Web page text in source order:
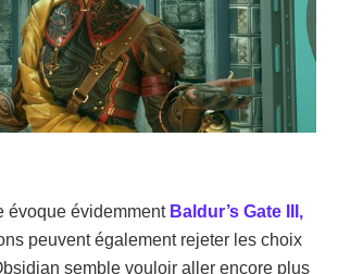
évoque évidemment Baldur’s Gate III,
peuvent également rejeter les choix
semble vouloir aller encore plus